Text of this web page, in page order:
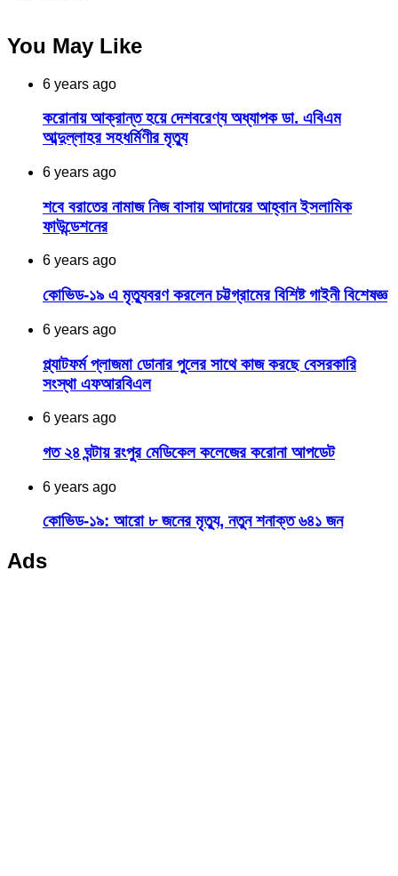
You May Like
6 years ago
করোনায় আক্রান্ত হয়ে দেশবরেণ্য অধ্যাপক ডা. এবিএম
আব্দুল্লাহর সহধর্মিণীর মৃত্যু
6 years ago
শবে বরাতের নামাজ নিজ বাসায় আদায়ের আহ্বান ইসলামিক
ফাউন্ডেশনের
6 years ago
কোভিড-১৯ এ মৃত্যুবরণ করলেন চট্টগ্রামের বিশিষ্ট গাইনী বিশেষজ্ঞ
6 years ago
প্ল্যাটফর্ম প্লাজমা ডোনার পুলের সাথে কাজ করছে বেসরকারি
সংস্থা এফআরবিএল
6 years ago
গত ২৪ ঘন্টায় রংপুর মেডিকেল কলেজের করোনা আপডেট
6 years ago
কোভিড-১৯: আরো ৮ জনের মৃত্যু, নতুন শনাক্ত ৬৪১ জন
Ads